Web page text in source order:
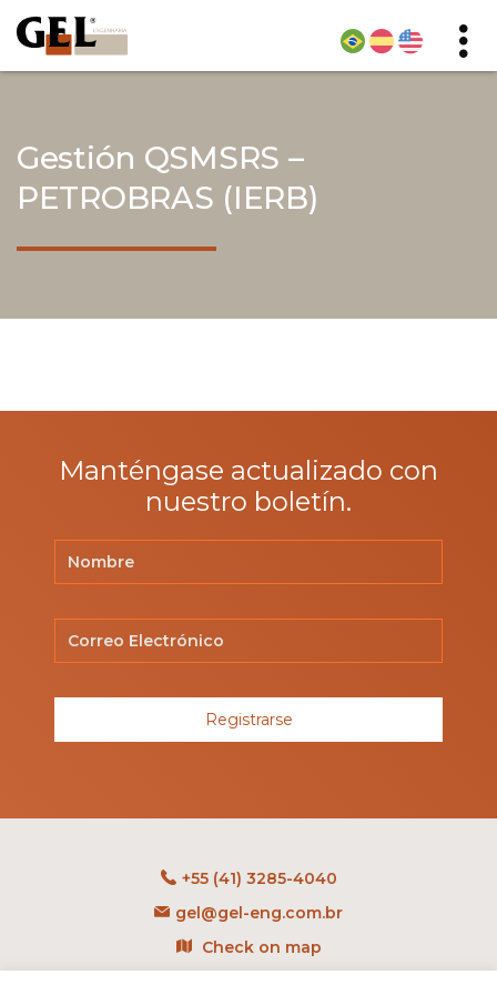
Gestión QSMSRS –
PETROBRAS (IERB)
Manténgase actualizado con
nuestro boletín.
Registrarse
+55 (41) 3285-4040
gel@gel-eng.com.br
Check on map